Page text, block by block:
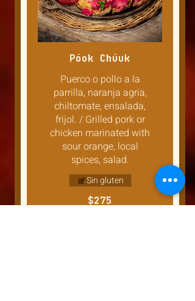
Póok Chúuk
Puerco o pollo a la
parrilla, naranja agria,
chiltomate, ensalada,
frijol. / Grilled pork or
chicken marinated with
sour orange, local
spices, salad.
$275
Sin gluten